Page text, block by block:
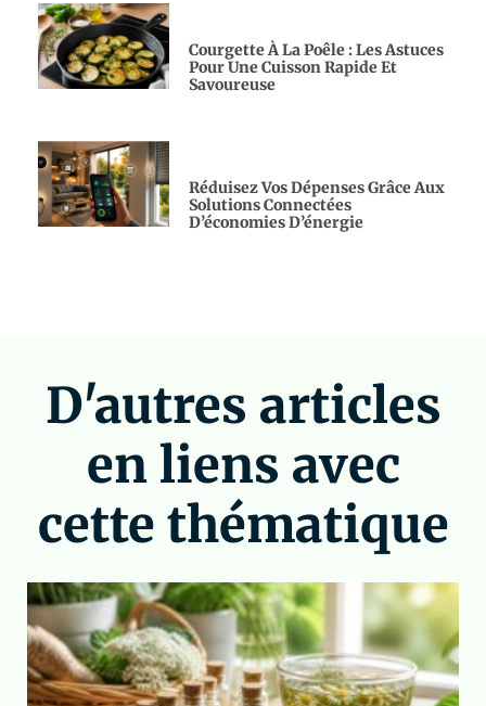
Courgette À La Poêle : Les Astuces
Pour Une Cuisson Rapide Et
Savoureuse
Réduisez Vos Dépenses Grâce Aux
Solutions Connectées
D’économies D’énergie
D'autres articles
en liens avec
cette thématique